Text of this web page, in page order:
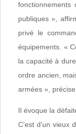
publiques »,
privé le
équipements. «
la capacité à
ordre ancien,
armées », précise
Il évoque la
C’est d’un vieux